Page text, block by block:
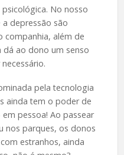
No nosso
depressão são
companhia, além de
dá ao dono um senso
pela tecnologia
ainda tem o poder de
pessoa! Ao passear
nos parques, os donos
estranhos, ainda